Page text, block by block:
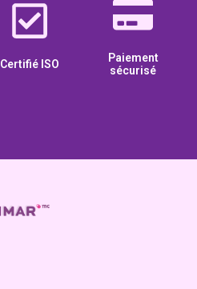
Certifié ISO
Paiement
sécurisé